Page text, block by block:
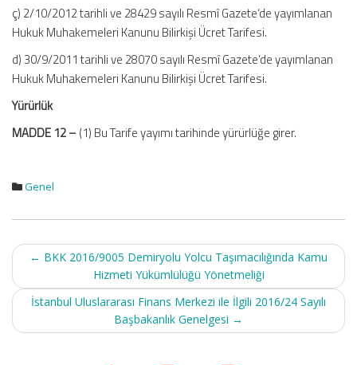
ç) 2/10/2012 tarihli ve 28429 sayılı Resmî Gazete’de yayımlanan
Hukuk Muhakemeleri Kanunu Bilirkişi Ücret Tarifesi.
d) 30/9/2011 tarihli ve 28070 sayılı Resmî Gazete’de yayımlanan
Hukuk Muhakemeleri Kanunu Bilirkişi Ücret Tarifesi.
Yürürlük
MADDE 12 –(1) Bu Tarife yayımı tarihinde yürürlüğe girer.
Genel
Post
navigation
← BKK 2016/9005 Demiryolu Yolcu Taşımacılığında Kamu
Hizmeti Yükümlülüğü Yönetmeliği
İstanbul Uluslararası Finans Merkezi ile İlgili 2016/24 Sayılı
Başbakanlık Genelgesi →